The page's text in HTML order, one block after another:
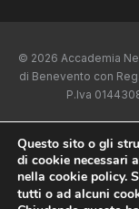
© 2026 Accademia
di Benevento con
P.Iva
Questo sito o gli
di cookie necessari
nella cookie policy.
tutti o ad alcuni